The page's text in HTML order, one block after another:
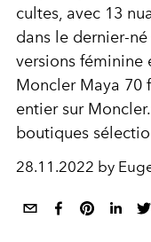
cultes, avec 13
dans le dernier-né
versions féminine
Moncler Maya 70
entier sur
boutiques
28.11.2022 by